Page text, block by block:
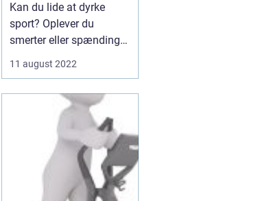
Kan du lide at dyrke
sport? Oplever du
smerter eller spændinger
sport? Hvis ja, kan du
sportsmassage.
Sportsmassage er en
type massage, der er
specielt designet til at
hjælpe sportsudøvere ...
11 august 2022